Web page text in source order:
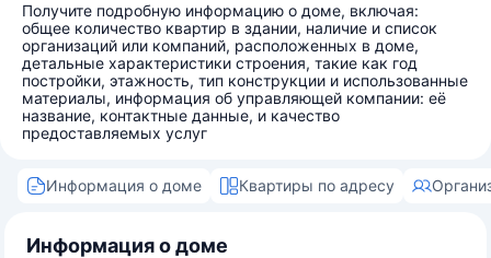
Получите подробную информацию о доме, включая:
общее количество квартир в здании, наличие и список
организаций или компаний, расположенных в доме,
детальные характеристики строения, такие как год
постройки, этажность, тип конструкции и использованные
материалы, информация об управляющей компании: её
название, контактные данные, и качество
предоставляемых услуг
Информация о доме Квартиры по адресу
Информация о доме